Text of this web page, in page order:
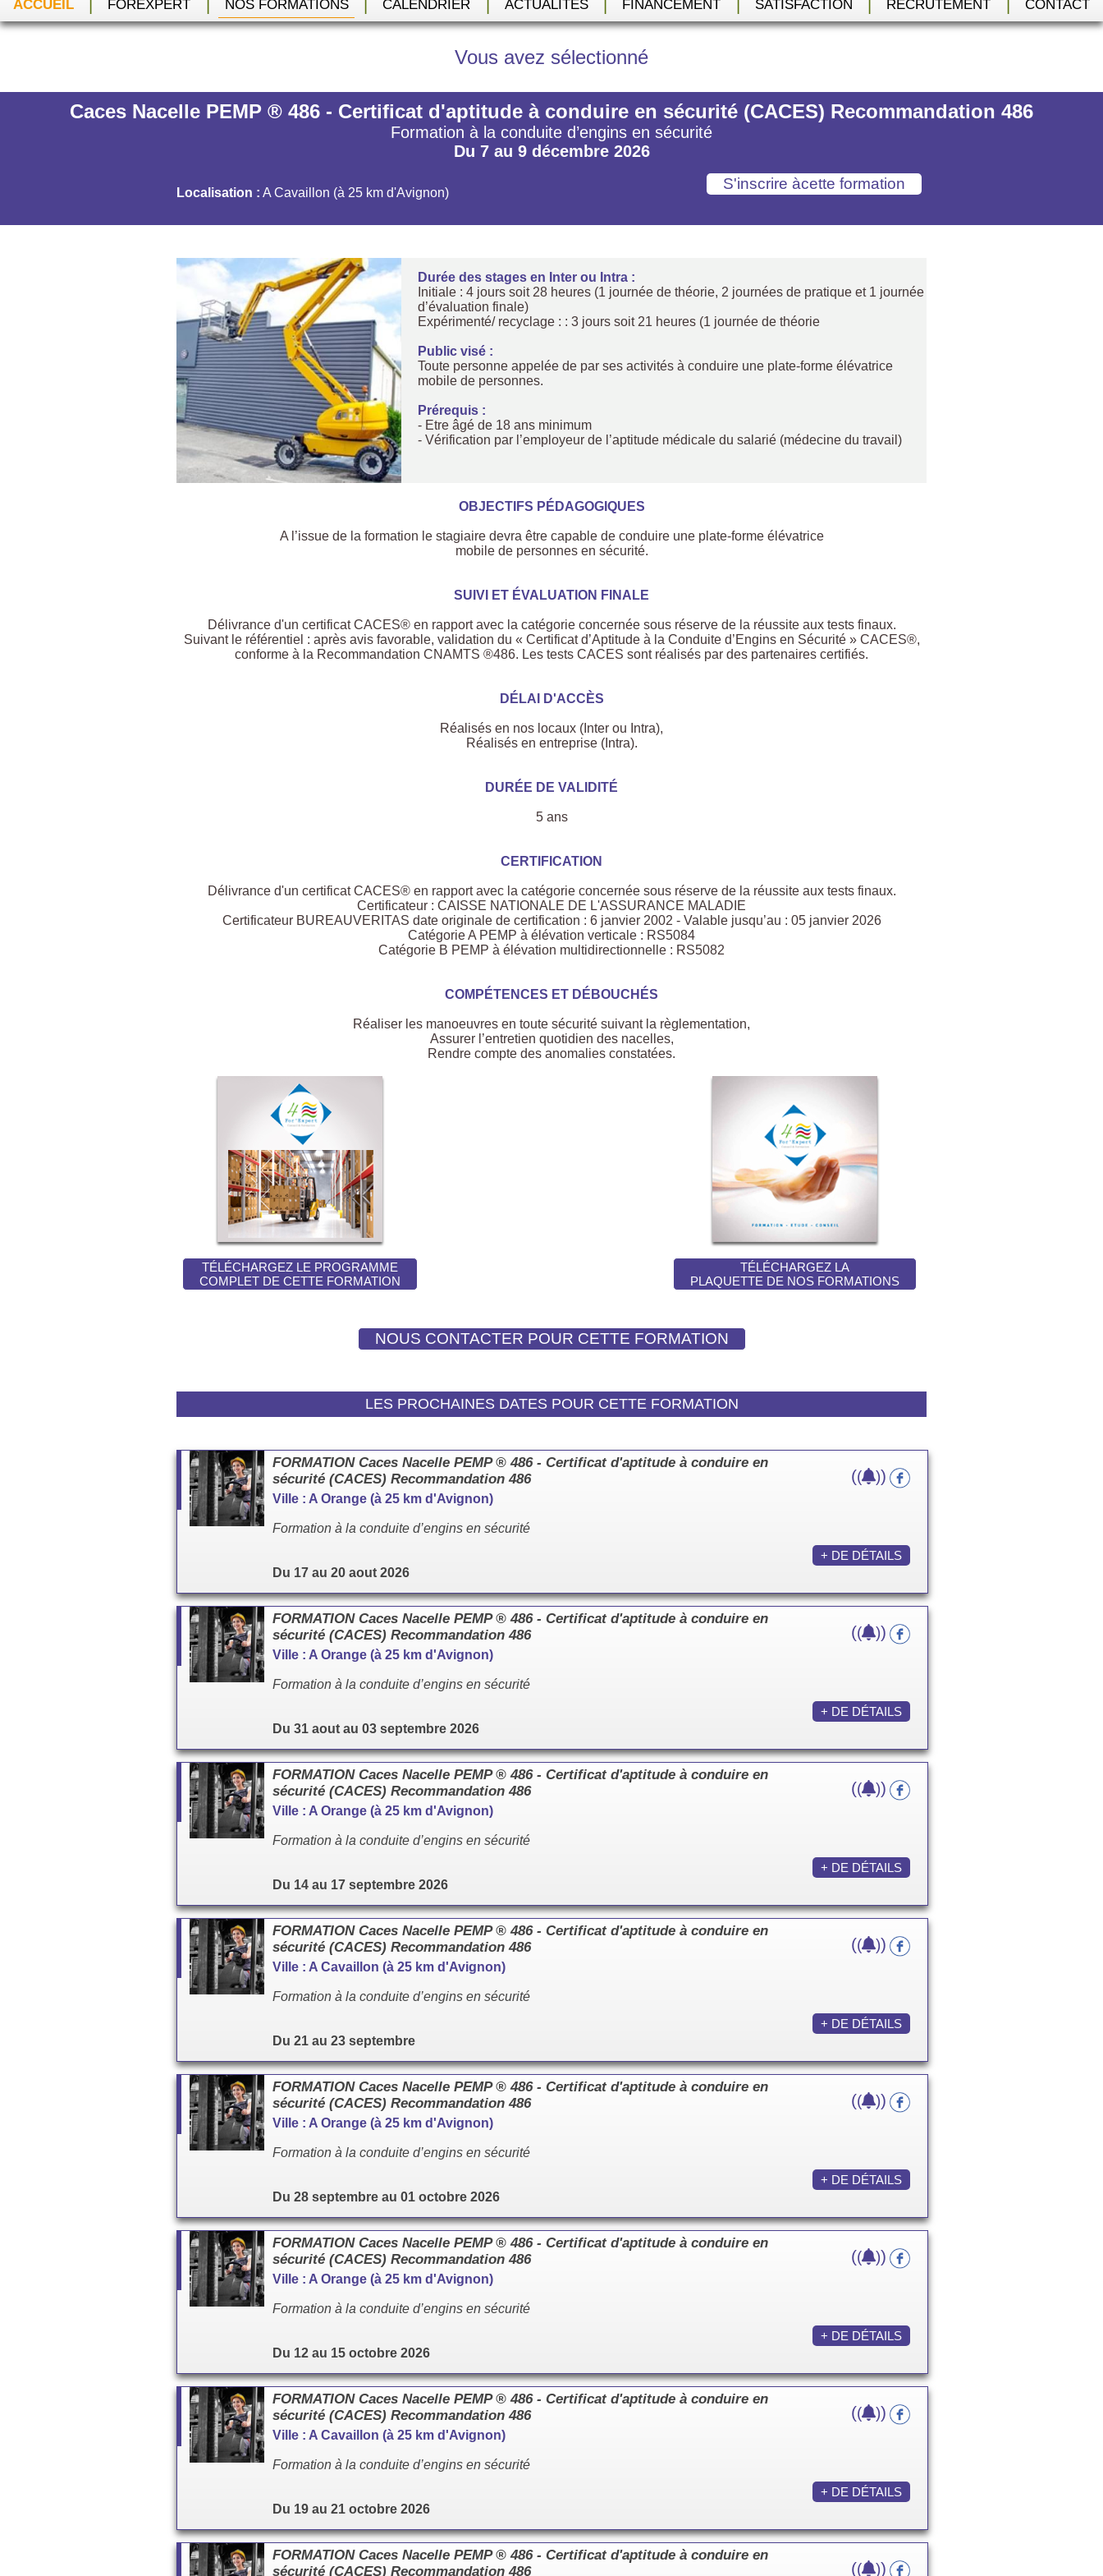
ACCUEIL FOREXPERT NOS FORMATIONS CALENDRIER ACTUALITÉS FINANCEMENT SATISFACTION RECRUTEMENT CONTACT
Vous avez sélectionné
Caces Nacelle PEMP ® 486 - Certificat d'aptitude à conduire en sécurité (CACES) Recommandation 486
Formation à la conduite d’engins en sécurité
Du 7 au 9 décembre 2026
Localisation : A Cavaillon (à 25 km d'Avignon)
Durée des stages en Inter ou Intra :
Initiale : 4 jours soit 28 heures (1 journée de théorie, 2 journées de pratique et 1 journée
d’évaluation finale)
Expérimenté/ recyclage : : 3 jours soit 21 heures (1 journée de théorie
Public visé :
Toute personne appelée de par ses activités à conduire une plate-forme élévatrice
mobile de personnes.
Prérequis :
- Etre âgé de 18 ans minimum
- Vérification par l’employeur de l’aptitude médicale du salarié (médecine du travail)
OBJECTIFS PÉDAGOGIQUES
A l’issue de la formation le stagiaire devra être capable de conduire une plate-forme élévatrice
mobile de personnes en sécurité.
SUIVI ET ÉVALUATION FINALE
Délivrance d'un certificat CACES® en rapport avec la catégorie concernée sous réserve de la réussite aux tests finaux.
Suivant le référentiel : après avis favorable, validation du « Certificat d’Aptitude à la Conduite d’Engins en Sécurité » CACES®,
conforme à la Recommandation CNAMTS ®486. Les tests CACES sont réalisés par des partenaires certifiés.
DÉLAI D'ACCÈS
Réalisés en nos locaux (Inter ou Intra),
Réalisés en entreprise (Intra).
DURÉE DE VALIDITÉ
5 ans
CERTIFICATION
Délivrance d'un certificat CACES® en rapport avec la catégorie concernée sous réserve de la réussite aux tests finaux.
Certificateur : CAISSE NATIONALE DE L'ASSURANCE MALADIE
Certificateur BUREAUVERITAS date originale de certification : 6 janvier 2002 - Valable jusqu’au : 05 janvier 2026
Catégorie A PEMP à élévation verticale : RS5084
Catégorie B PEMP à élévation multidirectionnelle : RS5082
COMPÉTENCES ET DÉBOUCHÉS
Réaliser les manoeuvres en toute sécurité suivant la règlementation,
Assurer l’entretien quotidien des nacelles,
Rendre compte des anomalies constatées.
TÉLÉCHARGEZ LE PROGRAMME
COMPLET DE CETTE FORMATION
TÉLÉCHARGEZ LA
PLAQUETTE DE NOS FORMATIONS
LES PROCHAINES DATES POUR CETTE FORMATION
FORMATION Caces Nacelle PEMP ® 486 - Certificat d'aptitude à conduire en
sécurité (CACES) Recommandation 486
Ville : A Orange (à 25 km d'Avignon)
Formation à la conduite d’engins en sécurité
Du 17 au 20 aout 2026
(( ))
+ DE DÉTAILS
FORMATION Caces Nacelle PEMP ® 486 - Certificat d'aptitude à conduire en
sécurité (CACES) Recommandation 486
Ville : A Orange (à 25 km d'Avignon)
Formation à la conduite d’engins en sécurité
Du 31 aout au 03 septembre 2026
(( ))
+ DE DÉTAILS
FORMATION Caces Nacelle PEMP ® 486 - Certificat d'aptitude à conduire en
sécurité (CACES) Recommandation 486
Ville : A Orange (à 25 km d'Avignon)
Formation à la conduite d’engins en sécurité
Du 14 au 17 septembre 2026
(( ))
+ DE DÉTAILS
FORMATION Caces Nacelle PEMP ® 486 - Certificat d'aptitude à conduire en
sécurité (CACES) Recommandation 486
Ville : A Cavaillon (à 25 km d'Avignon)
Formation à la conduite d’engins en sécurité
Du 21 au 23 septembre
(( ))
+ DE DÉTAILS
FORMATION Caces Nacelle PEMP ® 486 - Certificat d'aptitude à conduire en
sécurité (CACES) Recommandation 486
Ville : A Orange (à 25 km d'Avignon)
Formation à la conduite d’engins en sécurité
Du 28 septembre au 01 octobre 2026
(( ))
+ DE DÉTAILS
FORMATION Caces Nacelle PEMP ® 486 - Certificat d'aptitude à conduire en
sécurité (CACES) Recommandation 486
Ville : A Orange (à 25 km d'Avignon)
Formation à la conduite d’engins en sécurité
Du 12 au 15 octobre 2026
(( ))
+ DE DÉTAILS
FORMATION Caces Nacelle PEMP ® 486 - Certificat d'aptitude à conduire en
sécurité (CACES) Recommandation 486
Ville : A Cavaillon (à 25 km d'Avignon)
Formation à la conduite d’engins en sécurité
Du 19 au 21 octobre 2026
(( ))
+ DE DÉTAILS
FORMATION Caces Nacelle PEMP ® 486 - Certificat d'aptitude à conduire en
sécurité (CACES) Recommandation 486
(( ))